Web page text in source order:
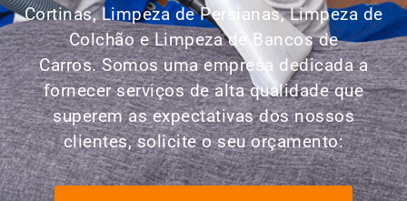
Cortinas, Limpeza de Persianas, Limpeza de
Colchão e Limpeza de Bancos de
Carros.Somos uma empresa dedicada a
fornecer serviços de alta qualidade que
superem as expectativas dos nossos
clientes, solicite o seu orçamento: